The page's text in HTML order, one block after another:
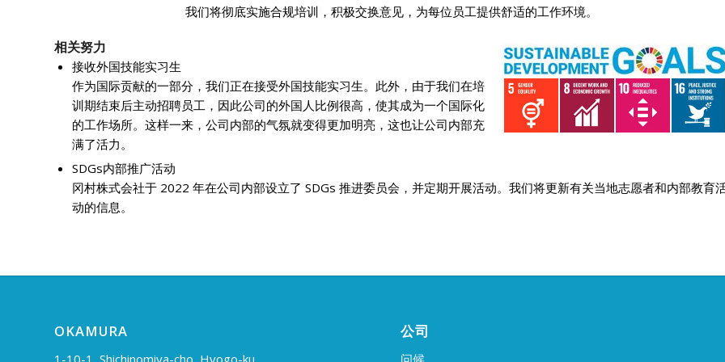
我们将彻底实施合规培训，积极交换意见，为每位员工提供舒适的工作环境。
相关努力
接收外国技能实习生
作为国际贡献的一部分，我们正在接受外国技能实习生。此外，由于我们在培
训期结束后主动招聘员工，因此公司的外国人比例很高，使其成为一个国际化
的工作场所。这样一来，公司内部的气氛就变得更加明亮，这也让公司内部充
满了活力。
SDGs内部推广活动
冈村株式会社于 2022 年在公司内部设立了 SDGs 推进委员会，并定期开展活动。我们将更新有关当地志愿者和内部教育
动的信息。
OKAMURA
1-10-1, Shichinomiya-cho, Hyogo-ku,
公司
问候